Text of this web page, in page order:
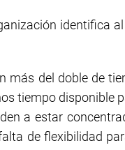
identifica
más del doble de
tiempo disponible
a estar
de flexibilidad